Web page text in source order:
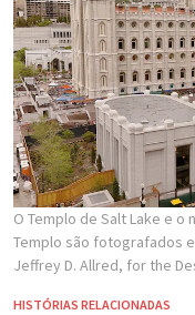
O Templo de Salt Lake e o
Templo são fotografados
Jeffrey D. Allred, for the
HISTÓRIAS RELACIONADAS